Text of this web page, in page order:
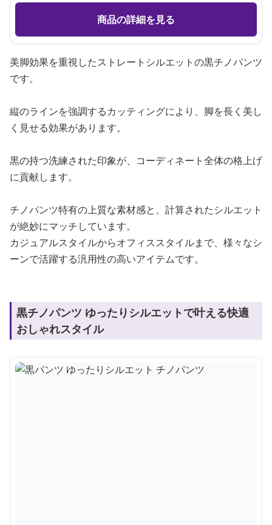
商品の詳細を見る
美脚効果を重視したストレートシルエットの黒チノパンツ
です。
縦のラインを強調するカッティングにより、脚を長く美し
く見せる効果があります。
黒の持つ洗練された印象が、コーディネート全体の格上げ
に貢献します。
チノパンツ特有の上質な素材感と、計算されたシルエット
が絶妙にマッチしています。
カジュアルスタイルからオフィススタイルまで、様々なシ
ーンで活躍する汎用性の高いアイテムです。
黒チノパンツ ゆったりシルエットで叶える快適
おしゃれスタイル